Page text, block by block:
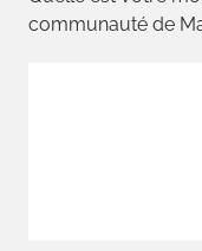
communauté de